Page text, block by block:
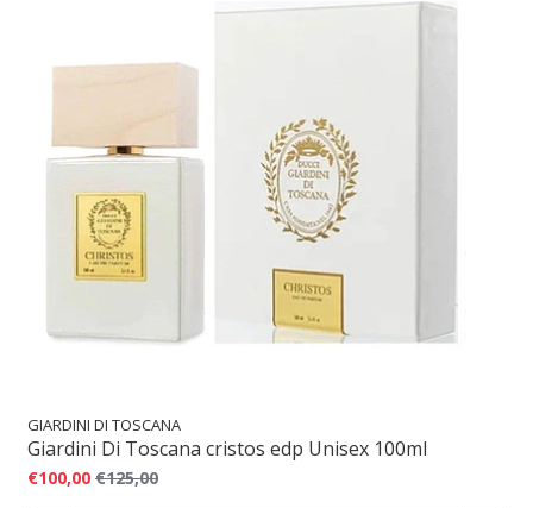
GIARDINI DI TOSCANA
Giardini Di Toscana cristos edp Unisex 100ml
€100,00 €125,00